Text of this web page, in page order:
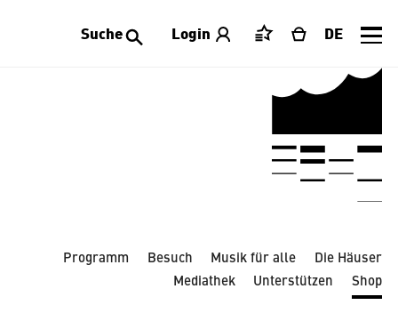
Suche
Login
DE
Programm Besuch Musik für alle
Die Häuser
Mediathek
Unterstützen Shop
Bekleidung
Spielwaren
Tischwaren